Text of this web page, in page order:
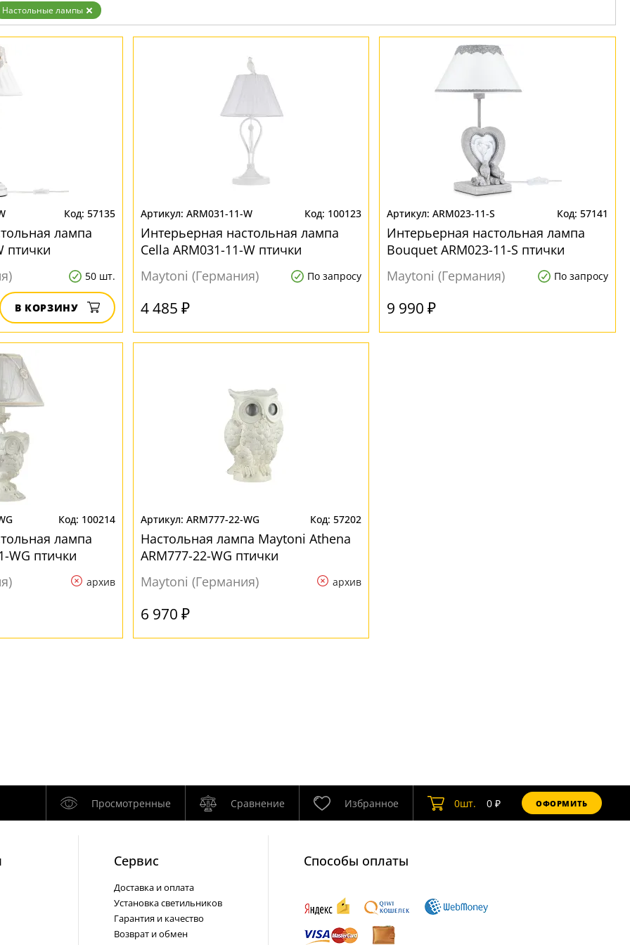
Золото
Прозрачные
Хром
Настольные лампы
57135
лампа
птички
50 шт.
В КОРЗИНУ
ARM031-11-W 100123
Интерьерная настольная лампа
Cella ARM031-11-W птички
Maytoni (Германия)
По запросу
4 485 ₽
ARM023-11-S 57141
Интерьерная настольная лампа
Bouquet ARM023-11-S птички
Maytoni (Германия)
По запросу
9 990 ₽
100214
лампа
WG птички
архив
ARM777-22-WG 57202
Настольная лампа Maytoni Athena
ARM777-22-WG птички
Maytoni (Германия)
архив
6 970 ₽
Просмотренные Сравнение Избранное 0шт. 0₽ ОФОРМИТЬ
Cервис
Доставка и оплата
Установка светильников
Гарантия и качество
Возврат и обмен
Способы оплаты